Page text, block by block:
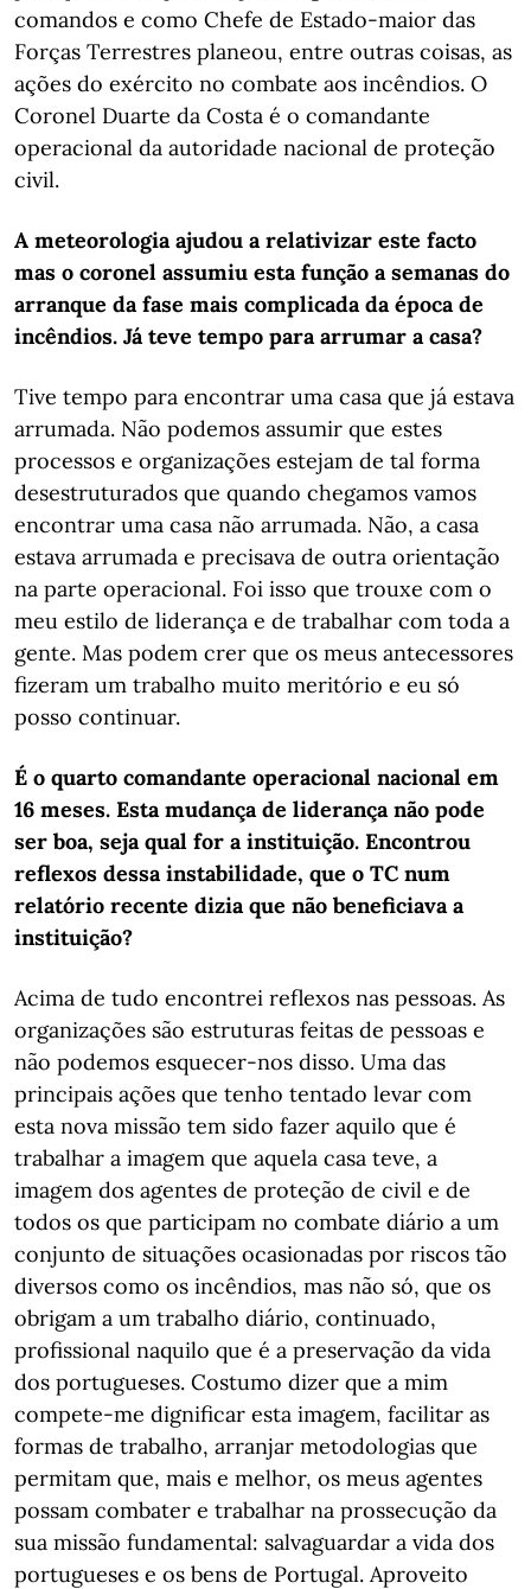
comandos e como Chefe de Estado-maior das
Forças Terrestres planeou, entre outras coisas, as
ações do exército no combate aos incêndios. O
Coronel Duarte da Costa é o comandante
operacional da autoridade nacional de proteção
civil.
A meteorologia ajudou a relativizar este facto
mas o coronel assumiu esta função a semanas do
arranque da fase mais complicada da época de
incêndios. Já teve tempo para arrumar a casa?
Tive tempo para encontrar uma casa que já estava
arrumada. Não podemos assumir que estes
processos e organizações estejam de tal forma
desestruturados que quando chegamos vamos
encontrar uma casa não arrumada. Não, a casa
estava arrumada e precisava de outra orientação
na parte operacional. Foi isso que trouxe com o
meu estilo de liderança e de trabalhar com toda a
gente. Mas podem crer que os meus antecessores
fizeram um trabalho muito meritório e eu só
posso continuar.
É o quarto comandante operacional nacional em
16 meses. Esta mudança de liderança não pode
ser boa, seja qual for a instituição. Encontrou
reflexos dessa instabilidade, que o TC num
relatório recente dizia que não beneficiava a
instituição?
Acima de tudo encontrei reflexos nas pessoas. As
organizações são estruturas feitas de pessoas e
não podemos esquecer-nos disso. Uma das
principais ações que tenho tentado levar com
esta nova missão tem sido fazer aquilo que é
trabalhar a imagem que aquela casa teve, a
imagem dos agentes de proteção de civil e de
todos os que participam no combate diário a um
conjunto de situações ocasionadas por riscos tão
diversos como os incêndios, mas não só, que os
obrigam a um trabalho diário, continuado,
profissional naquilo que é a preservação da vida
dos portugueses. Costumo dizer que a mim
compete-me dignificar esta imagem, facilitar as
formas de trabalho, arranjar metodologias que
permitam que, mais e melhor, os meus agentes
possam combater e trabalhar na prossecução da
sua missão fundamental: salvaguardar a vida dos
portugueses e os bens de Portugal. Aproveito